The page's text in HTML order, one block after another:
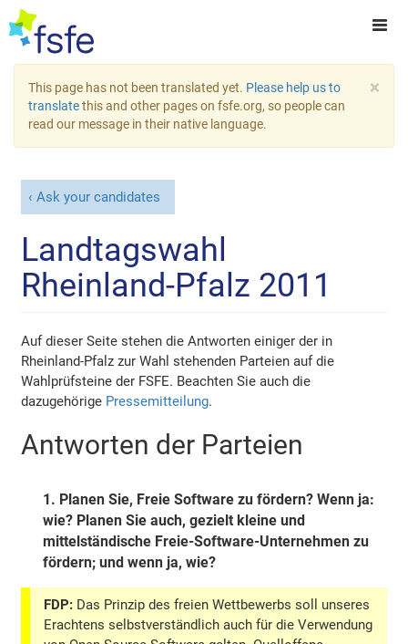
×
This page has not been translated yet. Please help us to
translatethis and other pages on fsfe.org, so people can
read our message in their native language.
Ask your candidates
Landtagswahl
Rheinland-Pfalz 2011
Auf dieser Seite stehen die Antworten einiger der in
Rheinland-Pfalz zur Wahl stehenden Parteien auf die
Wahlprüfsteine der FSFE. Beachten Sie auch die
dazugehörige Pressemitteilung.
Antworten der Parteien
1. Planen Sie, Freie Software zu fördern? Wenn ja:
wie? Planen Sie auch, gezielt kleine und
mittelständische Freie-Software-Unternehmen zu
fördern; und wenn ja, wie?
FDP: Das Prinzip des freien Wettbewerbs soll unseres
Erachtens selbstverständlich auch für die Verwendung